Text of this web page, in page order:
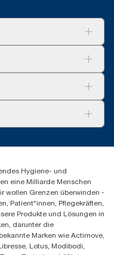
GmbH
Hygiene- und
eine Milliarde Menschen
wollen Grenzen überwinden -
Patient*innen, Pflegekräften,
Produkte und Lösungen in
darunter die
Marken wie Actimove,
Lotus, Modibodi,